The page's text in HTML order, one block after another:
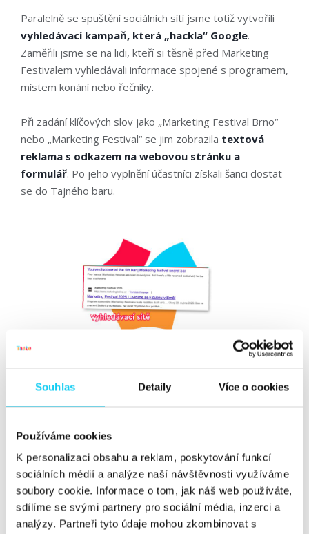
Souhlas Detaily Více o cookies
Používáme cookies
K personalizaci obsahu a reklam, poskytování funkcí
sociálních médií a analýze naší návštěvnosti využíváme
soubory cookie. Informace o tom, jak náš web používáte,
sdílíme se svými partnery pro sociální média, inzerci a
analýzy. Partneři tyto údaje mohou zkombinovat s
Paralelně se spuštění sociálních sítí jsme totiž vytvořili
vyhledávací kampaň, která „hackla“ Google.
Zaměřili jsme se na lidi, kteří si těsně před Marketing
Festivalem vyhledávali informace spojené s programem,
místem konání nebo řečníky.
Při zadání klíčových slov jako „Marketing Festival Brno“
nebo „Marketing Festival“ se jim zobrazila textová
reklama s odkazem na webovou stránku a
formulář. Po jeho vyplnění účastníci získali šanci dostat
se do Tajného baru.
V návaznosti na nízkou konkurenci byly náklady na tuto
ale bylo dalších20 potvrzených registrací
téměřzdvojnásobili kapacitu baru. Právě tento kanál
se ukázal jako klíčový pro oslovení těch, kteří náš první
„hack“ nezachytili.